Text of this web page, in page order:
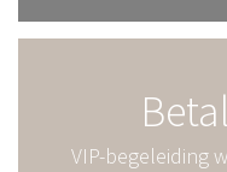
VIP-begeleiding